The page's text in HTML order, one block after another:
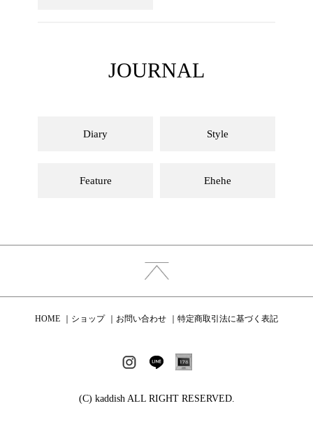
JOURNAL
Diary Style
Feature Ehehe
HOME ショップ お問い合わせ 特定商取引法に基づく表記
(C) kaddish ALL RIGHT RESERVED.